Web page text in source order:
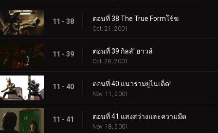
11 - 38 ตอนที่ 38 The True Formโ€ฆ
Oct. 21, 2001
11 - 39 ตอนที่ 39 กิลส์' ฮาวล์
Oct. 28, 2001
11 - 40 ตอนที่ 40 แนวร่วมยูไนเต็ด!
Nov. 11, 2001
11 - 41 ตอนที่ 41 แสงสว่างและความมืด
Nov. 18, 2001